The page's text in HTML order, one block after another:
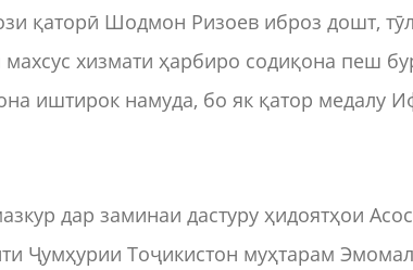
қаторӣ Шодмон Ризоев иброз дошт,
хизмати ҳарбиро содиқона пеш
иштирок намуда, бо як қатор медалу
дар заминаи дастуру ҳидоятҳои
Ҷумҳурии Тоҷикистон муҳтарам